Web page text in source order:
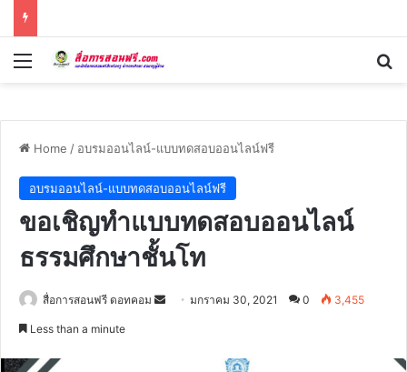
Menu
Home / อบรมออนไลน์-แบบทดสอบออนไลน์ฟรี
อบรมออนไลน์-แบบทดสอบออนไลน์ฟรี
ขอเชิญทำแบบทดสอบออนไลน์
ธรรมศึกษาชั้นโท
สื่อการสอนฟรี ดอทคอม
Sendมกราคม 30, 2021 0 3,455
Less than a minute